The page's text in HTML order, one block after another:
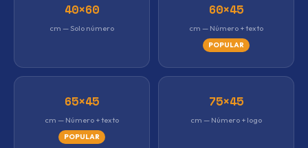
40×60
cm — Solo número
60×45
cm — Número + texto
POPULAR
65×45
cm — Número + texto
POPULAR
75×45
cm — Número + logo